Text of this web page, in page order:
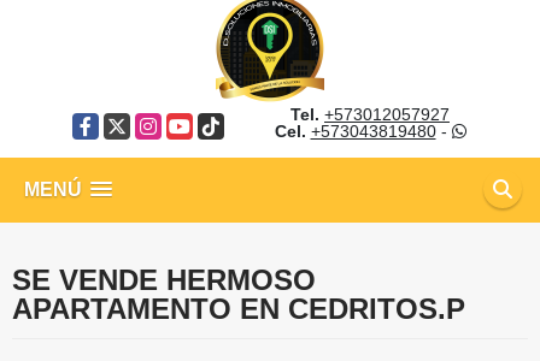
Facebook
X Instagram
YouTube
TikTok
Tel. +573012057927
Cel. +573043819480-
MENÚ
SE VENDE HERMOSO
APARTAMENTO EN CEDRITOS.P